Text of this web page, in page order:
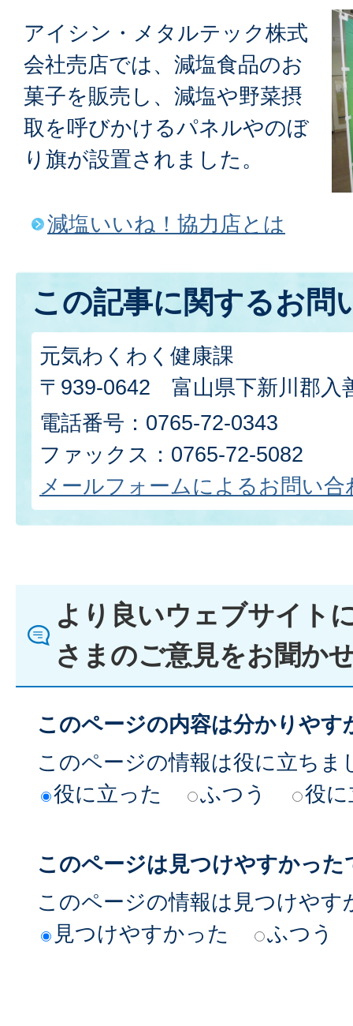
アイシン・メタルテック株式
会社売店では、減塩食品のお
菓子を販売し、減塩や野菜摂
取を呼びかけるパネルやのぼ
り旗が設置されました。
減塩いいね！協力店とは
この記事に関するお問
元気わくわく健康課
〒939-0642 富山県下新川郡入
電話番号：0765-72-0343
ファックス：0765-72-5082
メールフォームによるお問い合
より良いウェブサイト
さまのご意見をお聞か
このページの内容は分かりやす
このページの情報は役に立ちま
役に立った
ふつう 役
このページは見つけやすかった
このページの情報は見つけやす
見つけやすかった
ふつう